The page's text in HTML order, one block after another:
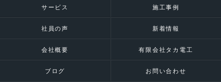
サービス 施工事例
社員の声 新着情報
会社概要 有限会社タカ電工
ブログ お問い合わせ